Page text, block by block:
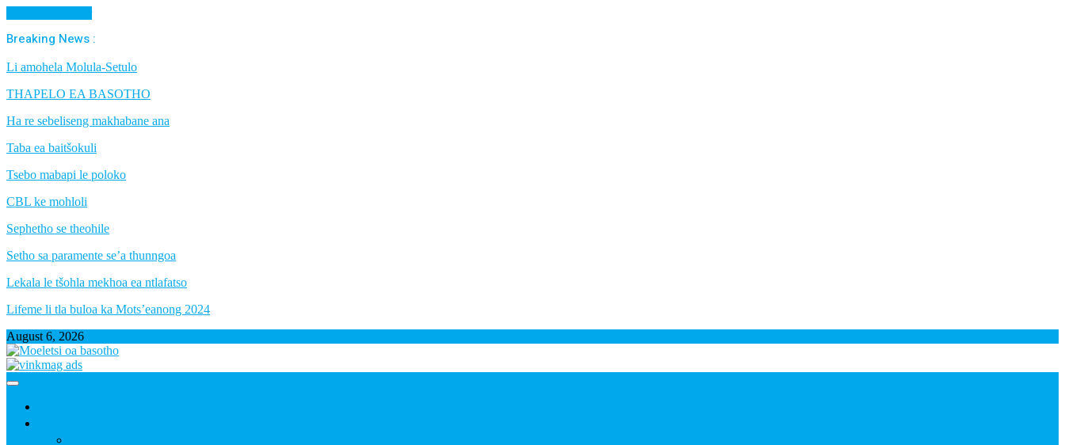
Breaking News :
Li amohela Molula-Setulo
THAPELO EA BASOTHO
Ha re sebeliseng makhabane ana
Taba ea baitšokuli
Tsebo mabapi le poloko
CBL ke mohloli
Sephetho se theohile
Setho sa paramente se’a thunngoa
Lekala le tšohla mekhoa ea ntlafatso
Lifeme li tla buloa ka Mots’eanong 2024
August 6, 2026